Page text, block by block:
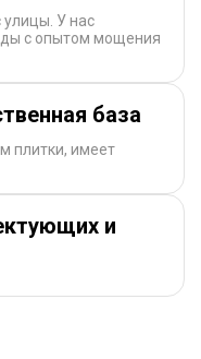
У нас
с опытом мощения
база
плитки, имеет
и